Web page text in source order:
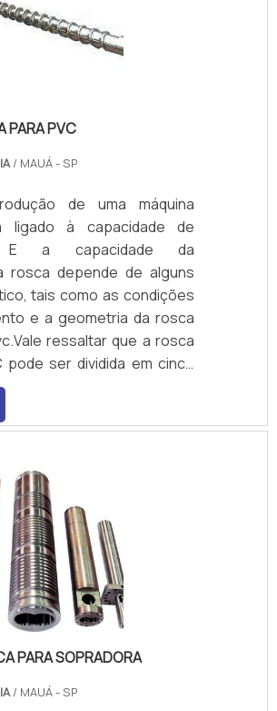
PARA PVC
/ MAUÁ - SP
de uma máquina
ligado à capacidade de
E a capacidade da
rosca depende de alguns
tais como as condições
e a geometria da rosca
ressaltar que a rosca
pode ser dividida em cinco
todo o processamento.
Pré-
material..
PARA SOPRADORA
/ MAUÁ - SP